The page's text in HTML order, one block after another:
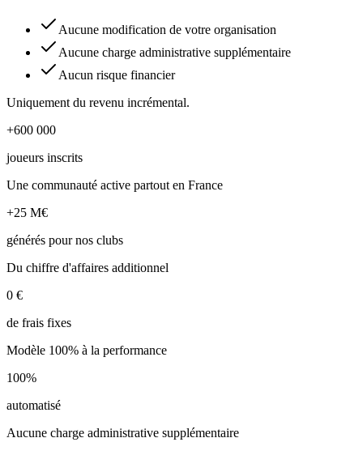
Aucune modification de votre organisation
Aucune charge administrative supplémentaire
Aucun risque financier
Uniquement du revenu incrémental.
+600 000
joueurs inscrits
Une communauté active partout en France
+25 M€
générés pour nos clubs
Du chiffre d'affaires additionnel
0 €
de frais fixes
Modèle 100% à la performance
100%
automatisé
Aucune charge administrative supplémentaire